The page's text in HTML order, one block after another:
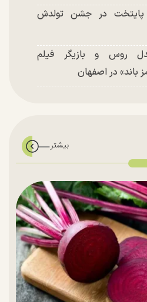
در جشن تولدش
روس و بازیگر فیلم
باند» در اصفهان